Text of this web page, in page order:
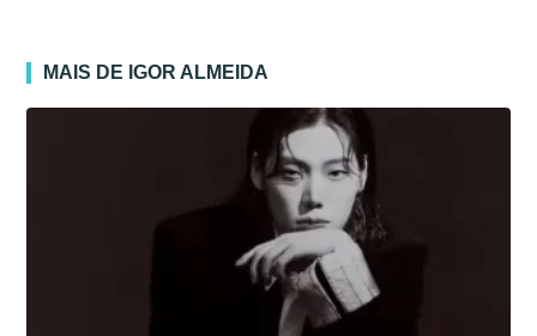
MAIS DE IGOR ALMEIDA